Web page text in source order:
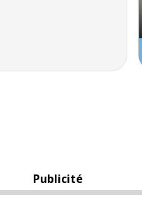
Publicité